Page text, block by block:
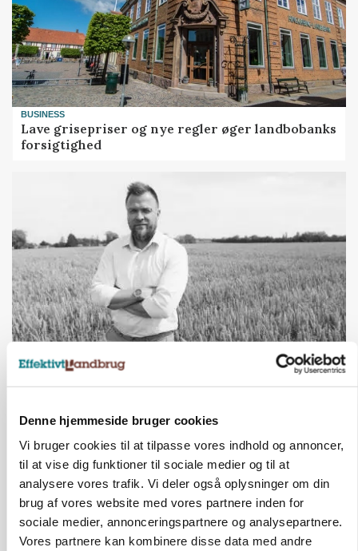
Denne hjemmeside bruger cookies
Vi bruger cookies til at tilpasse vores indhold og annoncer,
til at vise dig funktioner til sociale medier og til at
analysere vores trafik. Vi deler også oplysninger om din
brug af vores website med vores partnere inden for
sociale medier, annonceringspartnere og analysepartnere.
Vores partnere kan kombinere disse data med andre
BUSINESS
Lave grisepriser og nye regler øger landbobanks
forsigtighed
LEDER
HØST-TOUR